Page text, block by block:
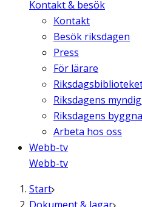
Kontakt & besök
Kontakt
Besök riksdagen
Press
För lärare
Riksdagens
Riksdagens
Arbeta hos oss
Webb-tv
Webb-tv
Start